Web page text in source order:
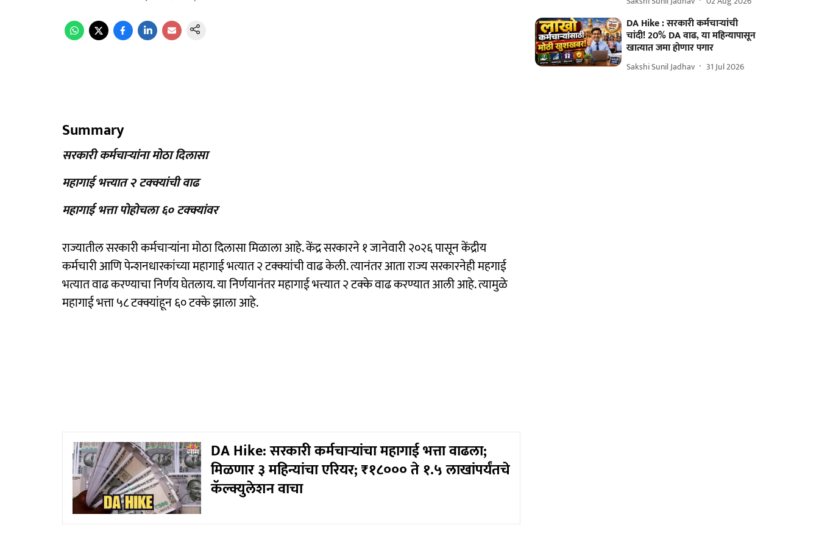
Summary
सरकारी कर्मचाऱ्यांना मोठा दिलासा
महागाई भत्त्यात २ टक्क्यांची वाढ
महागाई भत्ता पोहोचला ६० टक्क्यांवर
राज्यातील सरकारी कर्मचाऱ्यांना मोठा दिलासा मिळाला आहे. केंद्र सरकारने १ जानेवारी २०२६ पासून केंद्रीय
कर्मचारी आणि पेन्शनधारकांच्या महागाई भत्यात २ टक्क्यांची वाढ केली. त्यानंतर आता राज्य सरकारनेही महगाई
भत्यात वाढ करण्याचा निर्णय घेतलाय. या निर्णयानंतर महागाई भत्त्यात २ टक्के वाढ करण्यात आली आहे. त्यामुळे
महागाई भत्ता ५८ टक्क्यांहून ६० टक्के झाला आहे.
DA Hike: सरकारी कर्मचाऱ्यांचा महागाई भत्ता वाढला;
मिळणार ३ महिन्यांचा एरियर; ₹१८००० ते १.५ लाखांपर्यंतचे
कॅल्क्युलेशन वाचा
DA Hike : सरकारी कर्मचाऱ्यांची
चांदी! 20% DA वाढ, या महिन्यापासून
खात्यात जमा होणार पगार
Sakshi Sunil Jadhav 31 Jul 2026